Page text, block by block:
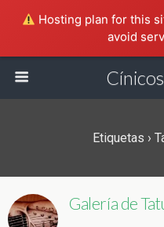
Hosting plan for this
avoid
Etiquetas ›
Galería de